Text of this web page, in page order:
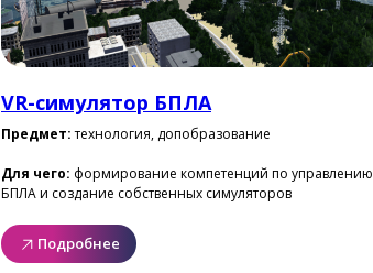
VR-симулятор БПЛА
Предмет:технология, допобразование
Для чего: формирование компетенций по управлению
БПЛА и создание собственных симуляторов
Подробнее